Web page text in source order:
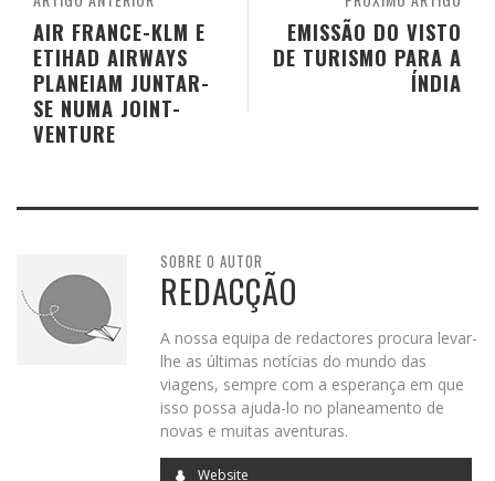
EMISSÃO DO VISTO
DE TURISMO PARA A
ÍNDIA
AIR FRANCE-KLM E
ETIHAD AIRWAYS
PLANEIAM JUNTAR-
SE NUMA JOINT-
VENTURE
SOBRE O AUTOR
REDACÇÃO
A nossa equipa de redactores procura levar-
lhe as últimas notícias do mundo das
viagens, sempre com a esperança em que
isso possa ajuda-lo no planeamento de
novas e muitas aventuras.
Website